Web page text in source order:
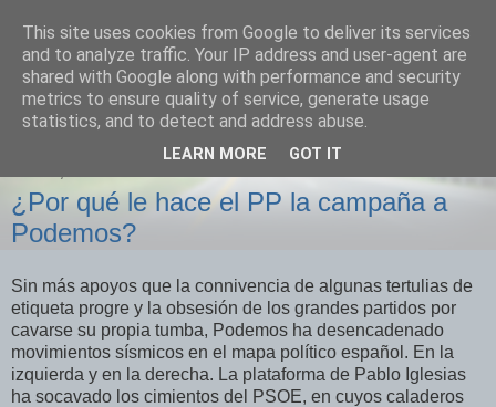
Izquierda Plural
Desde Cuenca para el mundo
¿Por qué le hace el PP la campaña a
Podemos?
Sin más apoyos que la connivencia de algunas tertulias de
etiqueta progre y la obsesión de los grandes partidos por
cavarse su propia tumba, Podemos ha desencadenado
movimientos sísmicos en el mapa político español. En la
izquierda y en la derecha. La plataforma de Pablo Iglesias
ha socavado los cimientos del PSOE, en cuyos caladeros
This site uses cookies from Google to deliver its services
and to analyze traffic. Your IP address and user-agent are
shared with Google along with performance and security
metrics to ensure quality of service, generate usage
statistics, and to detect and address abuse.
LEARN MORE GOT IT